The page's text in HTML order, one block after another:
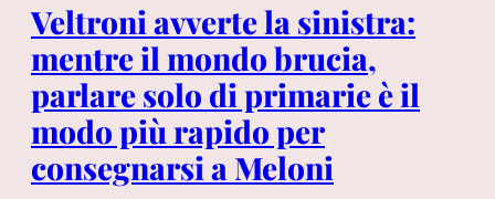
Veltroni avverte la sinistra:
mentre il mondo brucia,
parlare solo di primarie è il
modo più rapido per
consegnarsi a Meloni